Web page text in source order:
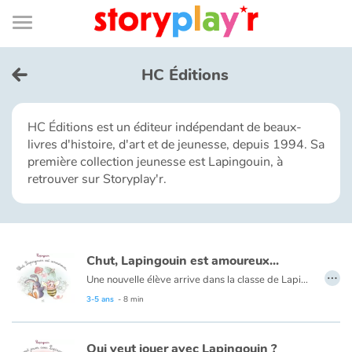
Connexion
Bibliothèque
de
page
Menu
Je me connecte
Tester gratuitement
Bibliothèque
Accueil
Contes d'ici et d'ailleurs
HC Éditions
HC Éditions est un éditeur indépendant de beaux-
livres d'histoire, d'art et de jeunesse, depuis 1994. Sa
première collection jeunesse est Lapingouin, à
retrouver sur Storyplay'r.
Chut, Lapingouin est amoureux...
Une nouvelle élève arrive dans la classe de Lapingouin. Chabeille n’est pas une fille comme les autres et Lapingouin ne sait pas comment se comporter avec elle. Ne le répétez pas, mais il est amoureux…
3-5 ans - 8 min
…
Qui veut jouer avec Lapingouin ?